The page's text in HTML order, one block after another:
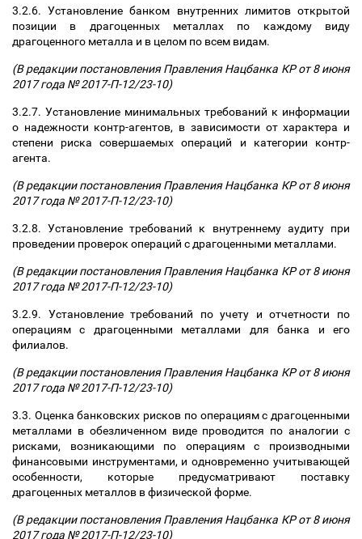
3.2.6. Установление банком внутренних лимитов открытой
позиции в драгоценных металлах по каждому виду
драгоценного металла и в целом по всем видам.
(В редакции постановления Правления Нацбанка КР от 8 июня
2017 года № 2017-П-12/23-10)
3.2.7. Установление минимальных требований к информации
о надежности контр-агентов, в зависимости от характера и
степени риска совершаемых операций и категории контр-
агента.
(В редакции постановления Правления Нацбанка КР от 8 июня
2017 года № 2017-П-12/23-10)
3.2.8. Установление требований к внутреннему аудиту при
проведении проверок операций с драгоценными металлами.
(В редакции постановления Правления Нацбанка КР от 8 июня
2017 года № 2017-П-12/23-10)
3.2.9. Установление требований по учету и отчетности по
операциям с драгоценными металлами для банка и его
филиалов.
(В редакции постановления Правления Нацбанка КР от 8 июня
2017 года № 2017-П-12/23-10)
3.3. Оценка банковских рисков по операциям с драгоценными
металлами в обезличенном виде проводится по аналогии с
рисками, возникающими по операциям с производными
финансовыми инструментами, и одновременно учитывающей
особенности, которые предусматривают поставку
драгоценных металлов в физической форме.
(В редакции постановления Правления Нацбанка КР от 8 июня
2017 года № 2017-П-12/23-10)